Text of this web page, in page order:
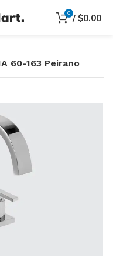
0 / $0.00
60-163 Peirano